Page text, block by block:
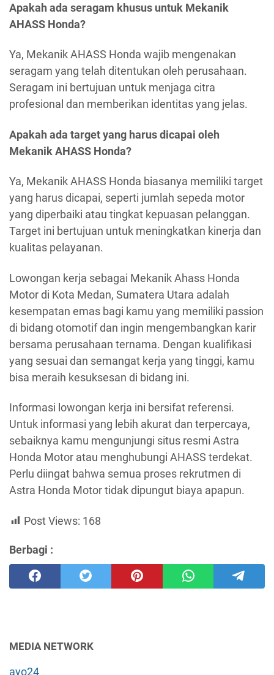
Apakah ada seragam khusus untuk Mekanik
AHASS Honda?
Ya, Mekanik AHASS Honda wajib mengenakan
seragam yang telah ditentukan oleh perusahaan.
Seragam ini bertujuan untuk menjaga citra
profesional dan memberikan identitas yang jelas.
Apakah ada target yang harus dicapai oleh
Mekanik AHASS Honda?
Ya, Mekanik AHASS Honda biasanya memiliki target
yang harus dicapai, seperti jumlah sepeda motor
yang diperbaiki atau tingkat kepuasan pelanggan.
Target ini bertujuan untuk meningkatkan kinerja dan
kualitas pelayanan.
Lowongan kerja sebagai Mekanik Ahass Honda
Motor di Kota Medan, Sumatera Utara adalah
kesempatan emas bagi kamu yang memiliki passion
di bidang otomotif dan ingin mengembangkan karir
bersama perusahaan ternama. Dengan kualifikasi
yang sesuai dan semangat kerja yang tinggi, kamu
bisa meraih kesuksesan di bidang ini.
Informasi lowongan kerja ini bersifat referensi.
Untuk informasi yang lebih akurat dan terpercaya,
sebaiknya kamu mengunjungi situs resmi Astra
Honda Motor atau menghubungi AHASS terdekat.
Perlu diingat bahwa semua proses rekrutmen di
Astra Honda Motor tidak dipungut biaya apapun.
Post Views: 168
Berbagi :
MEDIA NETWORK
ayo24